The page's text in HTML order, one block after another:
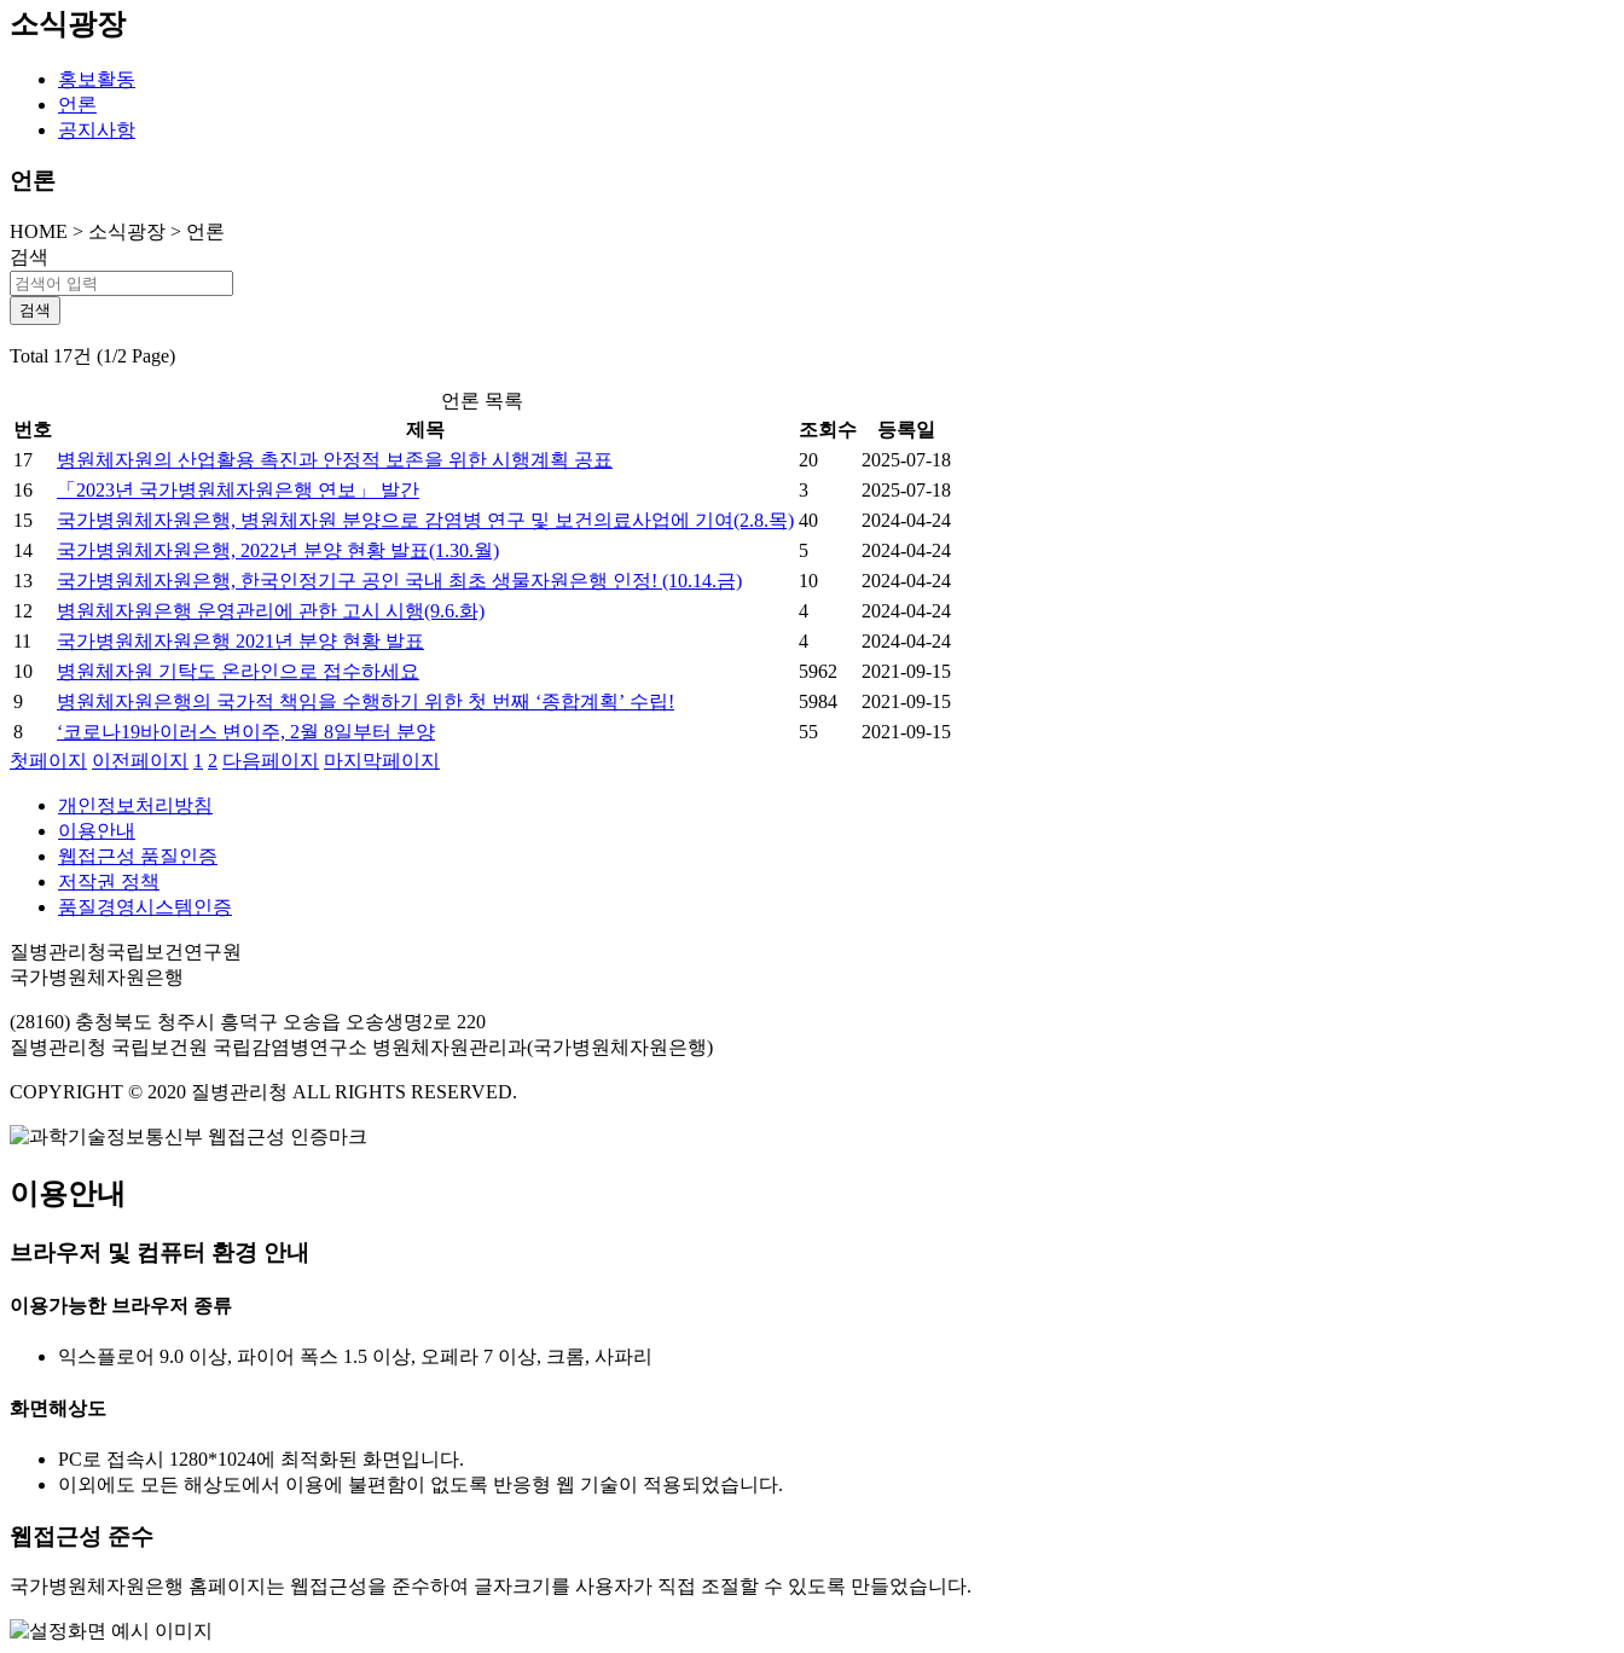
소식광장
홍보활동
언론
공지사항
언론
HOME > 소식광장 > 언론
검색
Total 17건 (1/2 Page)
언론 목록
번호
제목 조회수
등록일
17
병원체자원의 산업활용 촉진과 안정적 보존을 위한 시행계획 공표 20
2025-07-18
16
「2023년 국가병원체자원은행 연보」 발간 3
2025-07-18
15
국가병원체자원은행, 병원체자원 분양으로 감염병 연구 및 보건의료사업에 기여(2.8.목) 40
2024-04-24
14
국가병원체자원은행, 2022년 분양 현황 발표(1.30.월) 5
2024-04-24
13
국가병원체자원은행, 한국인정기구 공인 국내 최초 생물자원은행 인정! (10.14.금) 10
2024-04-24
12
병원체자원은행 운영관리에 관한 고시 시행(9.6.화) 4
2024-04-24
11
국가병원체자원은행 2021년 분양 현황 발표 4
2024-04-24
10
병원체자원 기탁도 온라인으로 접수하세요 5962
2021-09-15
9
병원체자원은행의 국가적 책임을 수행하기 위한 첫 번째 ‘종합계획’ 수립! 5984
2021-09-15
8
‘코로나19바이러스 변이주, 2월 8일부터 분양 55
2021-09-15
첫페이지
이전페이지 1 2 다음페이지 마지막페이지
개인정보처리방침
이용안내
웹접근성 품질인증
저작권 정책
품질경영시스템인증
질병관리청국립보건연구원
국가병원체자원은행
(28160) 충청북도 청주시 흥덕구 오송읍 오송생명2로 220
질병관리청 국립보건원 국립감염병연구소 병원체자원관리과(국가병원체자원은행)
COPYRIGHT © 2020 질병관리청 ALL RIGHTS RESERVED.
이용안내
브라우저 및 컴퓨터 환경 안내
이용가능한 브라우저 종류
익스플로어 9.0 이상, 파이어 폭스 1.5 이상, 오페라 7 이상, 크롬, 사파리
화면해상도
PC로 접속시 1280*1024에 최적화된 화면입니다.
이외에도 모든 해상도에서 이용에 불편함이 없도록 반응형 웹 기술이 적용되었습니다.
웹접근성 준수
국가병원체자원은행 홈페이지는 웹접근성을 준수하여 글자크기를 사용자가 직접 조절할 수 있도록 만들었습니다.